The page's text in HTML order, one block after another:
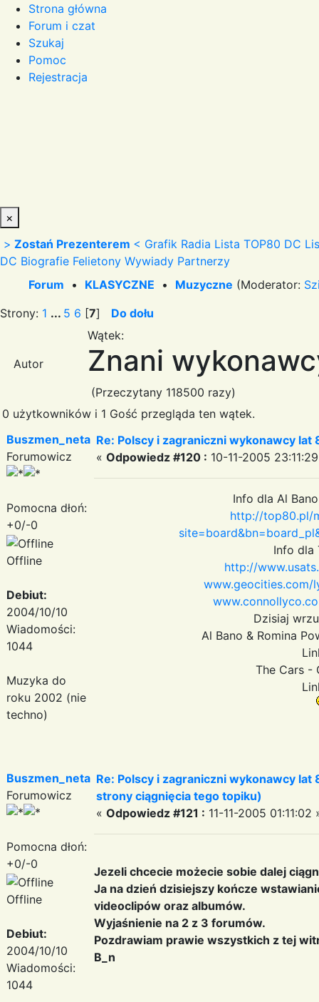
Strona główna
Forum i czat
Szukaj
Pomoc
Rejestracja
×
> Zostań Prezenterem < Grafik Radia Lista TOP80 DC
DC Biografie Felietony Wywiady Partnerzy
Forum • KLASYCZNE • Muzyczne (Moderator:
Strony: 1 ... 5 6 [7] Do dołu
Autor
Wątek:
Znani
(Przeczytany 118500 razy)
0 użytkowników i 1 Gość przegląda ten wątek.
Buszmen_neta
Forumowicz
Pomocna dłoń:
+0/-0
Offline
Debiut:
2004/10/10
Wiadomości:
1044
Muzyka do
roku 2002 (nie
techno)
Re: Polscy i zagraniczni wykonawcy
« Odpowiedz #120 : 10-11-2005
Info dla Al
http://top80.pl/
Info dla
http://
www.geocities.com/
Dzisiaj
Al Bano & Romina
The Cars -
Buszmen_neta
Forumowicz
Pomocna dłoń:
+0/-0
Offline
Debiut:
2004/10/10
Wiadomości:
1044
Re: Polscy i zagraniczni wykonawcy
strony ciągnięcia tego topiku)
« Odpowiedz #121 : 11-11-2005 01:11:02
Jezeli chcecie możecie sobie dalej
Ja na dzień dzisiejszy kończe
videoclipów oraz albumów.
Wyjaśnienie na 2 z 3 forumów.
Pozdrawiam prawie wszystkich z tej
B_n